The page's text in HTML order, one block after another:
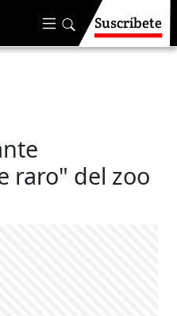
Suscríbete
raro" del zoo